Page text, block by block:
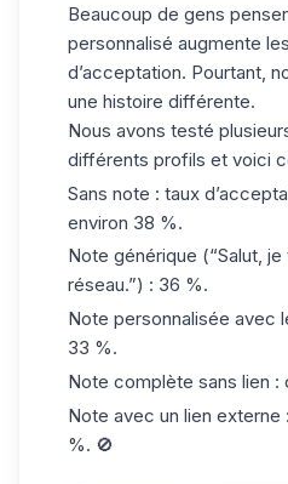
Beaucoup de gens
personnalisé augmente
d’acceptation. Pourtant,
une histoire différente.
Nous avons testé
différents profils et voici
Sans note : taux
environ 38 %.
Note générique (“Salut,
réseau.”) : 36 %.
Note personnalisée avec
33 %.
Note complète sans lien :
Note avec un lien externe
%. 🚫